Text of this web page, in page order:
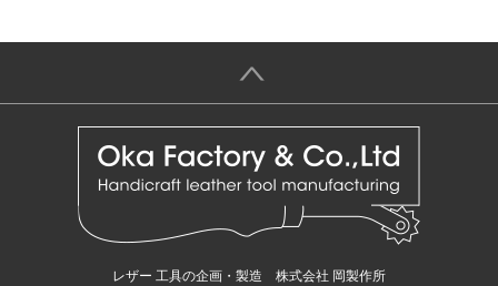
＞
レザー 工具の企画・製造 株式会社 岡製作所